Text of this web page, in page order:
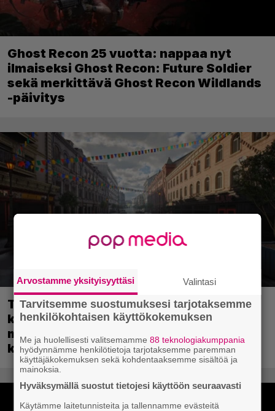
Ghost Recon 25 vuotta: nappaa nyt
ilmaiseksi Ghost Recon: Future Soldier
sekä merkittävä Ghost Recon Wildlands
-päivitys
Tulevassa ajopelissä voi kokea
kyytipalveluyrittäjän arjen – jokaisella
matkustajalla on oma hulvaton,
koskettava tai outo tarinansa
Arvostamme yksityisyyttäsi Valintasi
Tarvitsemme suostumuksesi tarjotaksemme
henkilökohtaisen käyttökokemuksen
Me ja huolellisesti valitsemamme88 teknologiakumppania
hyödynnämme henkilötietoja tarjotaksemme paremman
käyttäjäkokemuksen sekä kohdentaaksemme sisältöä ja
mainoksia.
Hyväksymällä suostut tietojesi käyttöön seuraavasti
Käytämme laitetunnisteita ja tallennamme evästeitä